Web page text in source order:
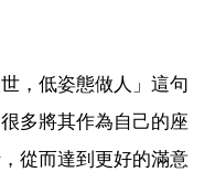
，低姿態做人」這句
多將其作為自己的座
從而達到更好的滿意